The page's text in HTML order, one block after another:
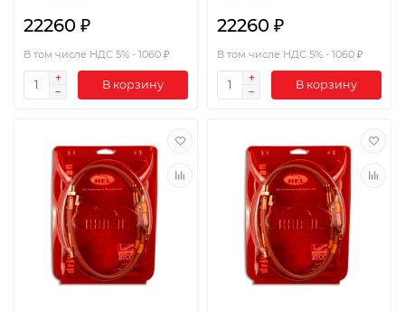
22260 ₽
В том числе НДС 5% - 1060 ₽
В корзину
22260 ₽
В том числе НДС 5% - 1060 ₽
В корзину